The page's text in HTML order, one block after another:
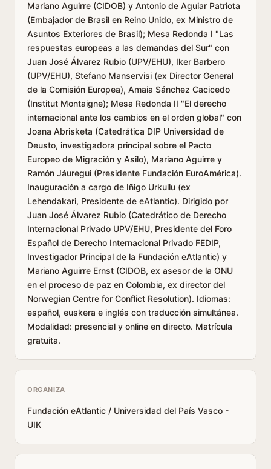
Mariano Aguirre (CIDOB) y Antonio de Aguiar Patriota
(Embajador de Brasil en Reino Unido, ex Ministro de
Asuntos Exteriores de Brasil); Mesa Redonda I "Las
respuestas europeas a las demandas del Sur" con
Juan José Álvarez Rubio (UPV/EHU), Iker Barbero
(UPV/EHU), Stefano Manservisi (ex Director General
de la Comisión Europea), Amaia Sánchez Cacicedo
(Institut Montaigne); Mesa Redonda II "El derecho
internacional ante los cambios en el orden global" con
Joana Abrisketa (Catedrática DIP Universidad de
Deusto, investigadora principal sobre el Pacto
Europeo de Migración y Asilo), Mariano Aguirre y
Ramón Jáuregui (Presidente Fundación EuroAmérica).
Inauguración a cargo de Iñigo Urkullu (ex
Lehendakari, Presidente de eAtlantic). Dirigido por
Juan José Álvarez Rubio (Catedrático de Derecho
Internacional Privado UPV/EHU, Presidente del Foro
Español de Derecho Internacional Privado FEDIP,
Investigador Principal de la Fundación eAtlantic) y
Mariano Aguirre Ernst (CIDOB, ex asesor de la ONU
en el proceso de paz en Colombia, ex director del
Norwegian Centre for Conflict Resolution). Idiomas:
español, euskera e inglés con traducción simultánea.
Modalidad: presencial y online en directo. Matrícula
gratuita.
ORGANIZA
Fundación eAtlantic / Universidad del País Vasco -
UIK